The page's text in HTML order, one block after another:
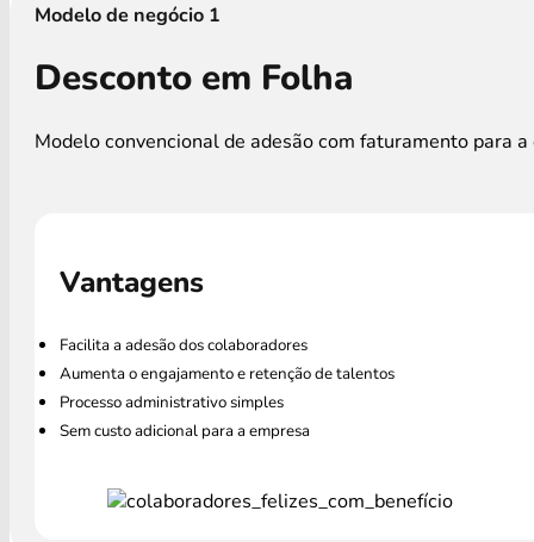
Modelo de negócio 1
Desconto em Folha
Modelo convencional de adesão com faturamento para
Vantagens
Facilita a adesão dos colaboradores
Aumenta o engajamento e retenção de talentos
Processo administrativo simples
Sem custo adicional para a empresa